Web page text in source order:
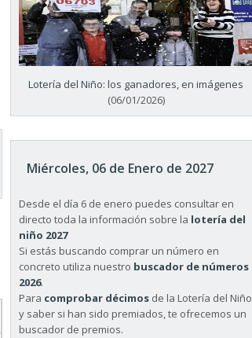
Lotería del Niño: los ganadores, en imágenes
(06/01/2026)
Miércoles, 06 de Enero de 2027
Desde el día 6 de enero puedes consultar en
directo toda la información sobre la lotería del
niño 2027
Si estás buscando comprar un número en
concreto utiliza nuestro buscador de números
2026.
Para comprobar décimos de la Lotería del Niño
y saber si han sido premiados, te ofrecemos un
buscador de premios.